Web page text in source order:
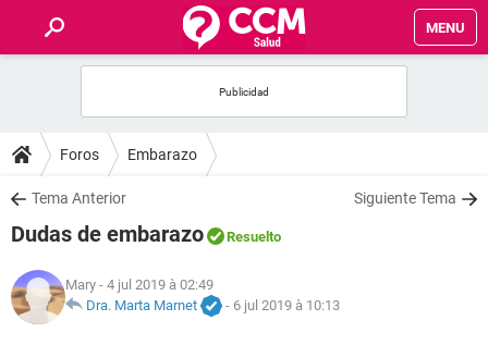
MENU
FORUMS
SALUD
NUTRICIÓN
Foros Embarazo
Tema Anterior Siguiente Tema
Dudas de embarazo Resuelto
Mary - 4 jul 2019 à 02:49
Dra. Marta Marnet
- 6 jul 2019 à 10:13